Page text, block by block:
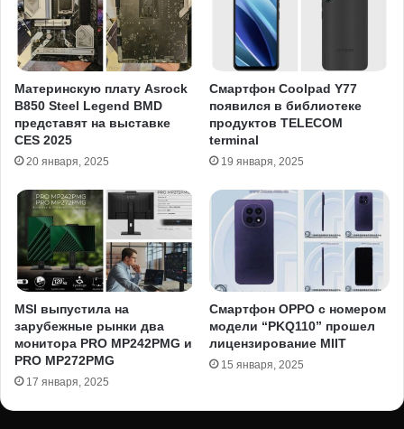
Материнскую плату Asrock
B850 Steel Legend BMD
представят на выставке
CES 2025
20 января, 2025
Смартфон Coolpad Y77
появился в библиотеке
продуктов TELECOM
terminal
19 января, 2025
MSI выпустила на
зарубежные рынки два
монитора PRO MP242PMG и
PRO MP272PMG
17 января, 2025
Смартфон OPPO с номером
модели “PKQ110” прошел
лицензирование MIIT
15 января, 2025